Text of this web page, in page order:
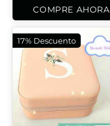
COMPRE AHORA
17% Descuento